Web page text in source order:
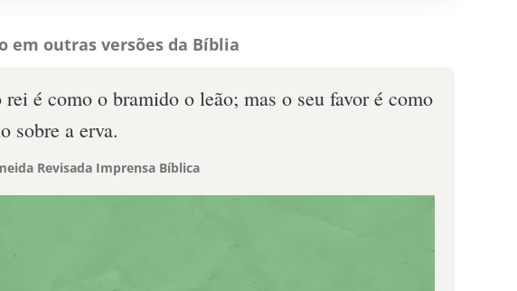
em outras versões da Bíblia
é como o bramido o leão; mas o seu favor é como
sobre a erva.
Revisada Imprensa Bíblica